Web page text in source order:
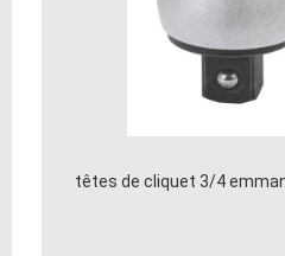
têtes de cliquet 3/4